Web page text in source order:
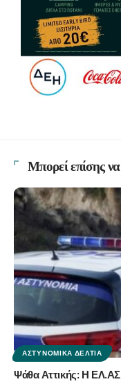
Μπορεί επίσης
ΑΣΤΥΝΟΜΙΚΆ ΔΕΛΤΊΑ
Ψάθα Αττικής: Η